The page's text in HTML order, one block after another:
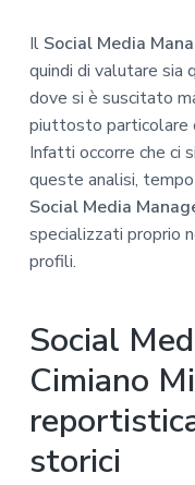
Il Social Media
quindi di valutare sia
dove si è suscitato
piuttosto particolare
Infatti occorre che ci
queste analisi,
Social Media
specializzati proprio
profili.
Social
Cimiano
storici